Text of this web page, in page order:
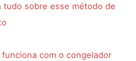
tudo sobre esse método de
funciona com o congelador